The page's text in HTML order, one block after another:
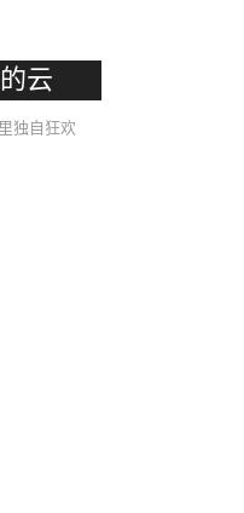
云
独自狂欢